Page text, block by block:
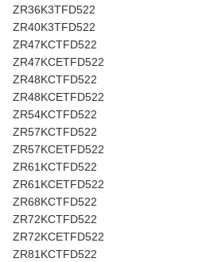
ZR36K3TFD522
ZR40K3TFD522
ZR47KCTFD522
ZR47KCETFD522
ZR48KCTFD522
ZR48KCETFD522
ZR54KCTFD522
ZR57KCTFD522
ZR57KCETFD522
ZR61KCTFD522
ZR61KCETFD522
ZR68KCTFD522
ZR72KCTFD522
ZR72KCETFD522
ZR81KCTFD522